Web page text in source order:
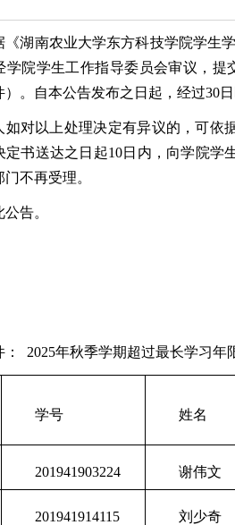
《湖南农业大学东方科技学院学生
学院学生工作指导委员会审议，提
）。自本公告发布之日起，经过30
如对以上处理决定有异议的，可依
定书送达之日起10日内，向学院学
不再受理。
告。
年
2025年秋季学期超过最长学习年
学号 姓名
201941903224 谢伟文
201941914115 刘少奇